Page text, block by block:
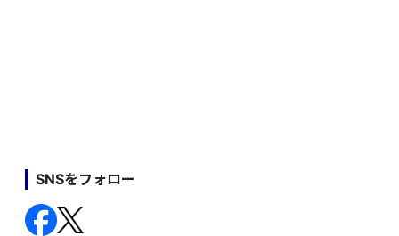
SNSをフォロー